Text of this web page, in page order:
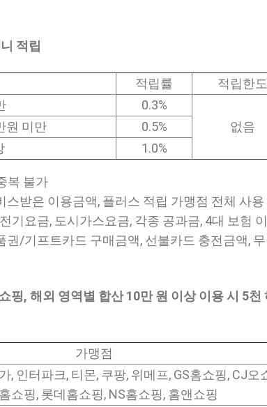
적립
적립률
적립한도
0.3%
없음
원 미만
0.5%
1.0%
복 불가
스받은 이용금액, 플러스 적립 가맹점 전체 사용
기요금, 도시가스요금, 각종 공과금, 4대 보험
권/기프트카드 구매금액, 선불카드 충전금액,
핑, 해외 영역별 합산 10만 원 이상 이용 시 5천
가맹점
, 인터파크, 티몬, 쿠팡, 위메프, GS홈쇼핑, CJ오
쇼핑, 롯데홈쇼핑, NS홈쇼핑, 홈앤쇼핑